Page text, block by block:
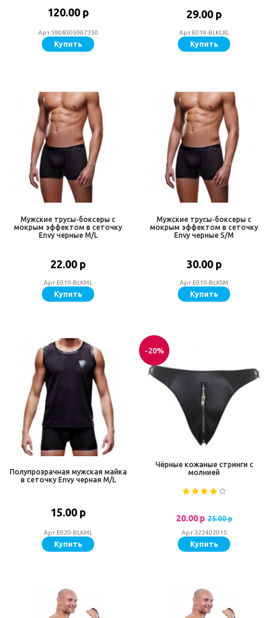
120.00 р
Арт.5908305907350
Купить
29.00 р
Арт.E019-BLKLXL
Купить
Мужские трусы-боксеры с
мокрым эффектом в сеточку
Envy черные M/L
22.00 р
Арт.E019-BLKML
Купить
Мужские трусы-боксеры с
мокрым эффектом в сеточку
Envy черные S/M
30.00 р
Арт.E019-BLKSM
Купить
Полупрозрачная мужская майка
в сеточку Envy черная M/L
15.00 р
Арт.E020-BLKML
Купить
-20%
Чёрные кожаные стринги с
молнией
20.00 р 25.00 р
Арт.322402015
Купить